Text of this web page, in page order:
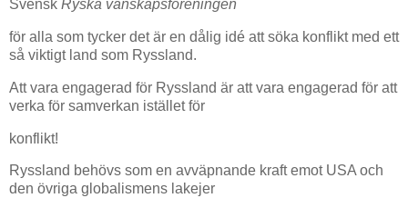
Svensk Ryska vänskapsföreningen
för alla som tycker det är en dålig idé att söka konflikt med ett
så viktigt land som Ryssland.
Att vara engagerad för Ryssland är att vara engagerad för att
verka för samverkan istället för
konflikt!
Ryssland behövs som en avväpnande kraft emot USA och
den övriga globalismens lakejer